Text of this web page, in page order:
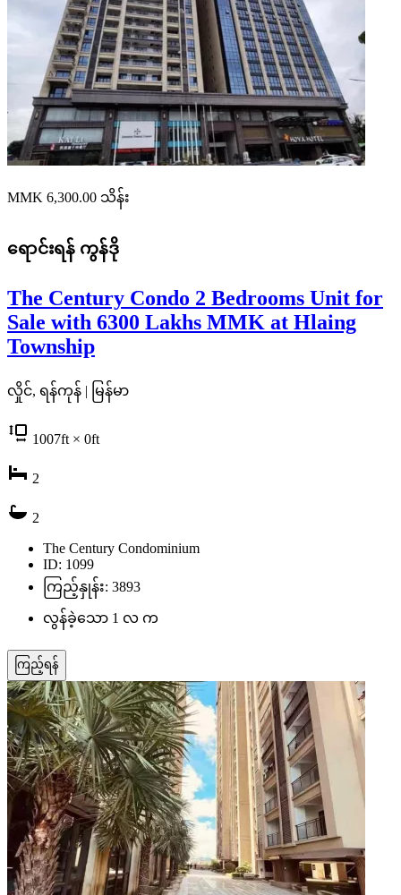
MMK 6,300.00 သိန်း
ရောင်းရန် ကွန်ဒို
The Century Condo 2 Bedrooms Unit for
Sale with 6300 Lakhs MMK at Hlaing
Township
လှိုင်, ရန်ကုန် | မြန်မာ
1007ft × 0ft
2
2
The Century Condominium
ID: 1099
ကြည့်နှုန်း: 3893
လွန်ခဲ့သော 1 လ က
ကြည့်ရန်